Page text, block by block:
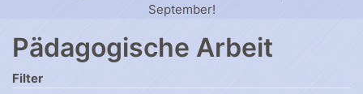
September!
Pädagogische Arbeit
Filter